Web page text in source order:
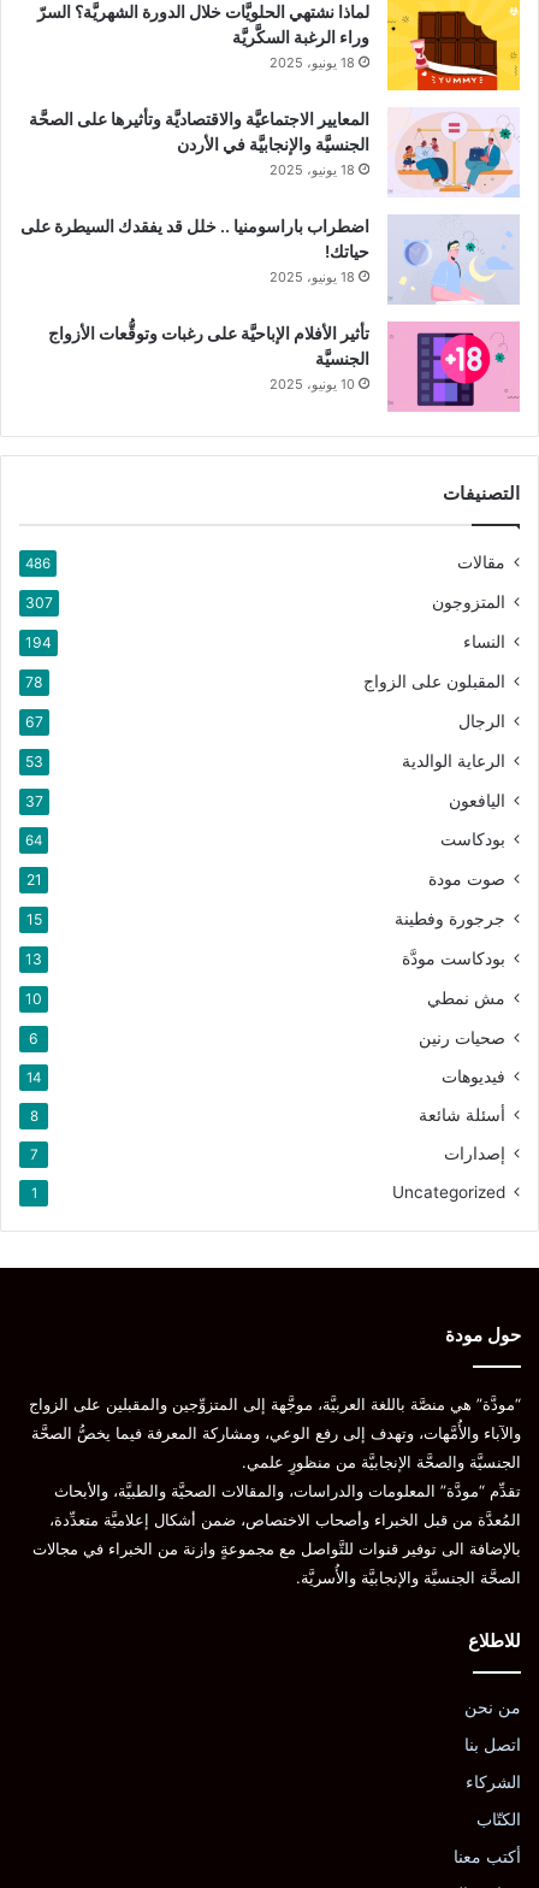
لماذا نشتهي الحلويَّات خلال الدورة الشهريَّة؟ السرّ
وراء الرغبة السكَّريَّة
18 يونيو، 2025
المعايير الاجتماعيَّة والاقتصاديَّة وتأثيرها على الصحَّة
الجنسيَّة والإنجابيَّة في الأردن
18 يونيو، 2025
اضطراب باراسومنيا .. خلل قد يفقدك السيطرة على
حياتك!
18 يونيو، 2025
تأثير الأفلام الإباحيَّة على رغبات وتوقُّعات الأزواج
الجنسيَّة
10 يونيو، 2025
التصنيفات
مقالات 486
المتزوجون 307
النساء 194
المقبلون على الزواج 78
الرجال 67
الرعاية الوالدية 53
اليافعون 37
بودكاست 64
صوت مودة 21
جرجورة وفطينة 15
بودكاست مودَّة 13
مش نمطي 10
صحيات رنين 6
فيديوهات 14
أسئلة شائعة 8
إصدارات 7
Uncategorized
1
حول مودة
“مودَّة” هي منصَّة باللغة العربيَّة، موجَّهة إلى المتزوِّجين والمقبلين على الزواج
والآباء والأُمَّهات، وتهدف إلى رفع الوعي، ومشاركة المعرفة فيما يخصُّ الصحَّة
الجنسيَّة والصحَّة الإنجابيَّة من منظورٍ علمي.
تقدِّم “مودَّة” المعلومات والدراسات، والمقالات الصحيَّة والطبيَّة، والأبحاث
المُعدَّة من قبل الخبراء وأصحاب الاختصاص، ضمن أشكال إعلاميَّة متعدِّدة،
بالإضافة الى توفير قنوات للتَّواصل مع مجموعةٍ وازنة من الخبراء في مجالات
الصحَّة الجنسيَّة والإنجابيَّة والأُسريَّة.
للاطلاع
من نحن
اتصل بنا
الشركاء
الكتّاب
أكتب معنا